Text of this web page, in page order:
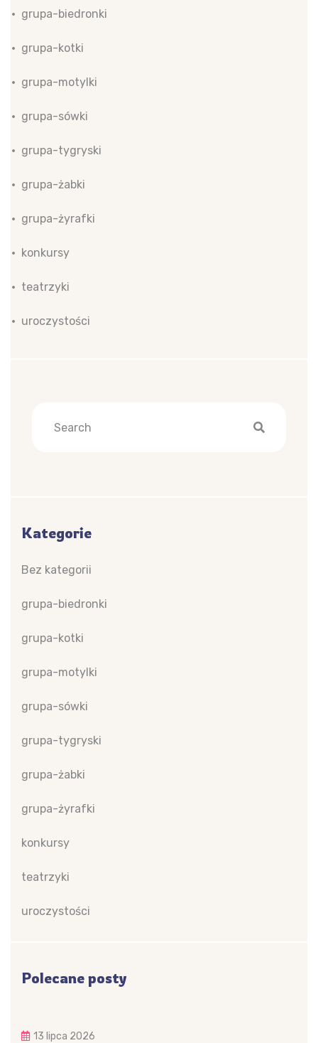
grupa-biedronki
grupa-kotki
grupa-motylki
grupa-sówki
grupa-tygryski
grupa-żabki
grupa-żyrafki
konkursy
teatrzyki
uroczystości
Kategorie
Bez kategorii
grupa-biedronki
grupa-kotki
grupa-motylki
grupa-sówki
grupa-tygryski
grupa-żabki
grupa-żyrafki
konkursy
teatrzyki
uroczystości
Polecane posty
13 lipca 2026